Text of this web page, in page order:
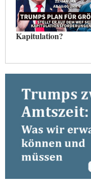
Kapitulation?